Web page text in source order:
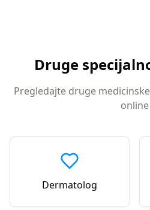
Druge
Pregledajte druge
online
Dermatolog